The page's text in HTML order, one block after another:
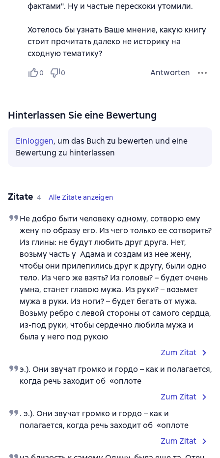
фактами". Ну и частые перескоки утомили.
Хотелось бы узнать Ваше мнение, какую книгу
стоит прочитать далеко не историку на
сходную тематику?
0 0 Antworten
Hinterlassen Sie eine Bewertung
Einloggen, um das Buch zu bewerten und eine
Bewertung zu hinterlassen
Zitate 4 Alle Zitate anzeigen
Не добро быти человеку одному, сотворю ему
жену по образу его. Из чего только ее сотворить?
Из глины: не будут любить друг друга. Нет,
возьму часть у Адама и создам из нее жену,
чтобы они прилепились друг к другу, были одно
тело. Из чего же взять? Из головы? – будет очень
умна, станет главою мужа. Из руки? – возьмет
мужа в руки. Из ноги? – будет бегать от мужа.
Возьму ребро с левой стороны от самого сердца,
из-под руки, чтобы сердечно любила мужа и
была у него под рукою
Zum Zitat
э.). Они звучат громко и гордо – как и полагается,
когда речь заходит об «оплоте
Zum Zitat
. э.). Они звучат громко и гордо – как и
полагается, когда речь заходит об «оплоте
Zum Zitat